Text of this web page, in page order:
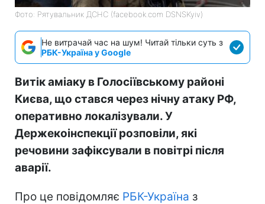
Фото: Рятувальник ДСНС (facebook.com DSNSKyiv)
Не витрачай час на шум! Читай тільки суть з
РБК-Україна у Google
Витік аміаку в Голосіївському районі
Києва, що стався через нічну атаку РФ,
оперативно локалізували. У
Держекоінспекції розповіли, які
речовини зафіксували в повітрі після
аварії.
Про це повідомляє РБК-Україна з